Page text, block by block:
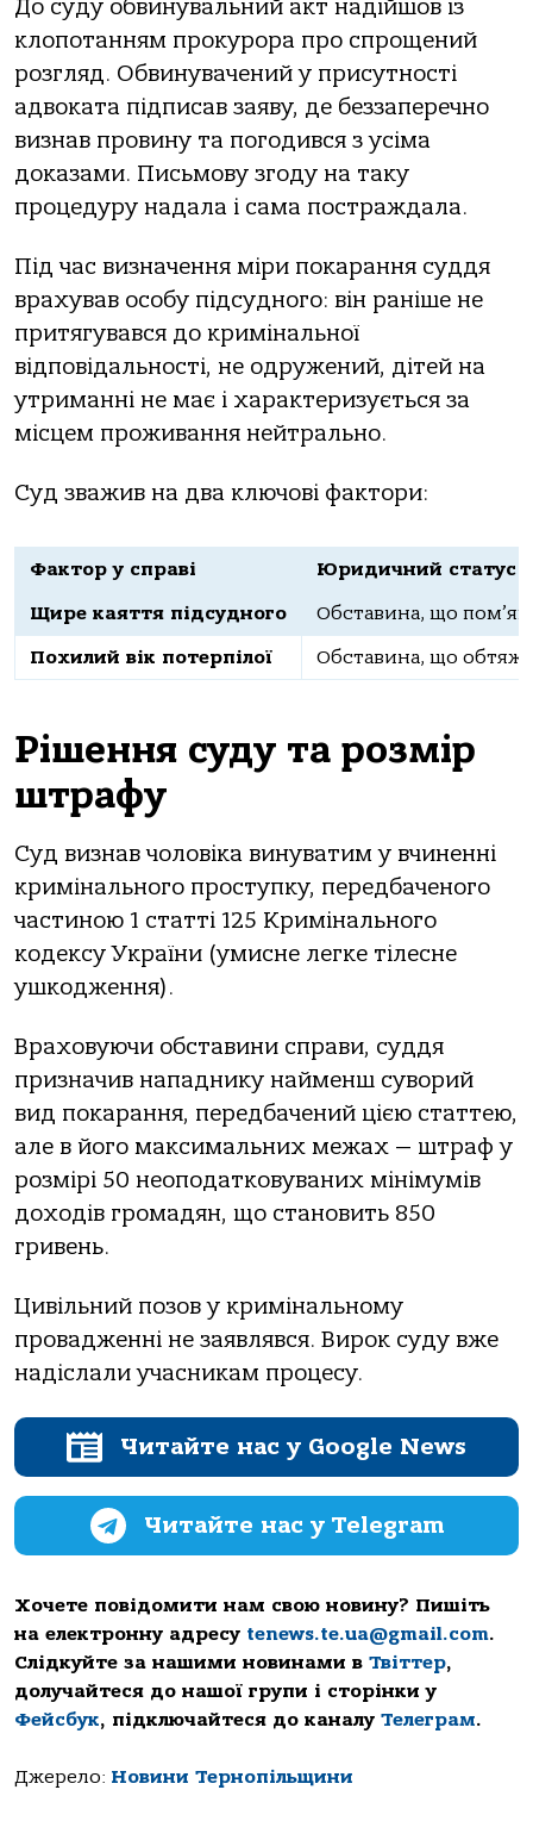
До суду обвинувальний акт надійшов із
клопотанням прокурора про спрощений
розгляд. Обвинувачений у присутності
адвоката підписав заяву, де беззаперечно
визнав провину та погодився з усіма
доказами. Письмову згоду на таку
процедуру надала і сама постраждала.
Під час визначення міри покарання суддя
врахував особу підсудного: він раніше не
притягувався до кримінальної
відповідальності, не одружений, дітей на
утриманні не має і характеризується за
місцем проживання нейтрально.
Суд зважив на два ключові фактори:
Фактор у справі Юридичний статус
Щире каяття підсудного Обставина, що
Похилий вік потерпілої Обставина, що
Рішення суду та розмір
штрафу
Суд визнав чоловіка винуватим у вчиненні
кримінального проступку, передбаченого
частиною 1 статті 125 Кримінального
кодексу України (умисне легке тілесне
ушкодження).
Враховуючи обставини справи, суддя
призначив нападнику найменш суворий
вид покарання, передбачений цією статтею,
але в його максимальних межах — штраф у
розмірі 50 неоподатковуваних мінімумів
доходів громадян, що становить 850
гривень.
Цивільний позов у кримінальному
провадженні не заявлявся. Вирок суду вже
надіслали учасникам процесу.
Читайте нас у Google News
Читайте нас у Telegram
Хочете повідомити нам свою новину? Пишіть
на електронну адресу tenews.te.ua@gmail.com.
Слідкуйте за нашими новинами в Твіттер,
долучайтеся до нашої групи і сторінки у
Фейсбук, підключайтеся до каналу Телеграм.
Джерело: Новини Тернопільщини